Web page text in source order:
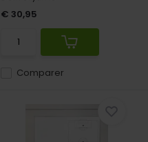
Comparer
€ 30,95